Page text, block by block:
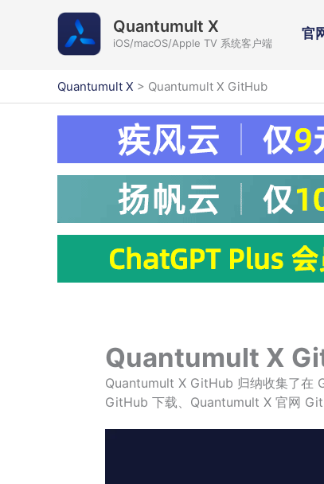
Quantumult X
iOS/macOS/Apple TV 系统客户端
官
Quantumult X > Quantumult X GitHub
Quantumult X
Quantumult X GitHub 归纳收集了在
GitHub 下载、Quantumult X 官网